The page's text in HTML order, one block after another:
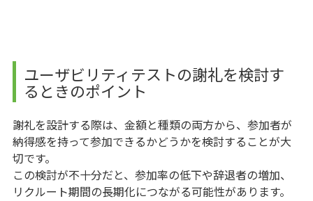
ユーザビリティテストの謝礼を検討す
るときのポイント
謝礼を設計する際は、金額と種類の両方から、参加者が
納得感を持って参加できるかどうかを検討することが大
切です。
この検討が不十分だと、参加率の低下や辞退者の増加、
リクルート期間の長期化につながる可能性があります。